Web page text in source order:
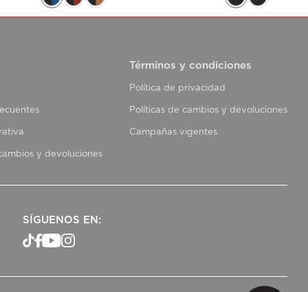
y devoluciones
Términos y condiciones
Política de privacidad
Políticas de cambios y devoluciones
Campañas vigentes
SÍGUENOS EN: